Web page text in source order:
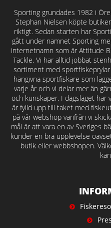
Sporting grundades 1982 i
Stephan Nielsen köpte
riktigt. Sedan starten har
gått under namnet Sporting
internetnamn som är Attitude
Tackle. Vi har alltid jobbat
sortiment med
hängivna sportfiskare som
varje år och vi delar mer än
och kunskaper. I dagsläget har
är fylld upp till taket med
på vår webshop varifrån vi
mål är att vara en av Sveriges
kunder en bra upplevelse
butik eller webbshopen.